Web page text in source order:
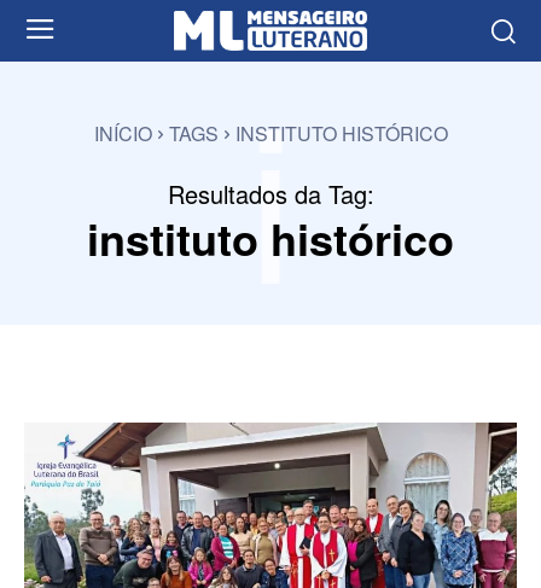
INÍCIO TAGS INSTITUTO HISTÓRICO
Resultados da Tag:
instituto histórico
i